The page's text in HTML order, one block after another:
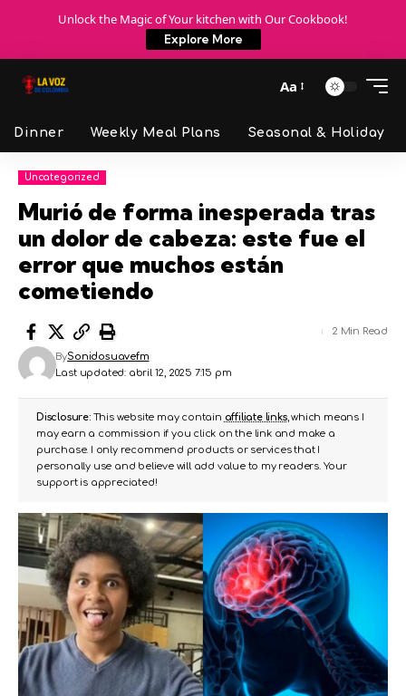
Unlock the Magic of Your kitchen with Our Cookbook!
Explore More
Aa
Dinner Weekly Meal Plans Seasonal & Holiday
Uncategorized
Murió de forma inesperada tras
un dolor de cabeza: este fue el
error que muchos están
cometiendo
Last updated: abril 12, 2025 7:15 pm
BySonidosuavefm
2 Min Read
Disclosure:This website may contain affiliate links, which means I
may earn a commission if you click on the link and make a
purchase. I only recommend products or services that I
personally use and believe will add value to my readers. Your
support is appreciated!